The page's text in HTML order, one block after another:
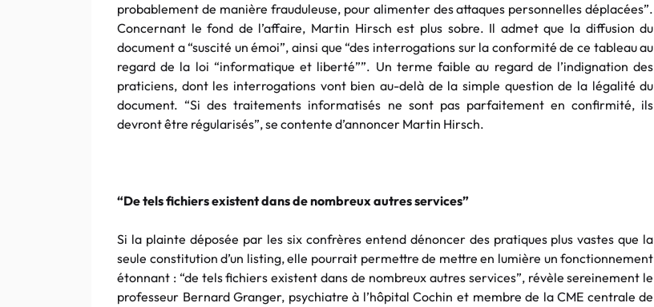
probablement de manière frauduleuse, pour alimenter des attaques personnelles déplacées”.
Concernant le fond de l’affaire, Martin Hirsch est plus sobre. Il admet que la diffusion du
document a “suscité un émoi”, ainsi que “des interrogations sur la conformité de ce tableau au
regard de la loi “informatique et liberté””. Un terme faible au regard de l’indignation des
praticiens, dont les interrogations vont bien au-delà de la simple question de la légalité du
document. “Si des traitements informatisés ne sont pas parfaitement en confirmité, ils
devront être régularisés”, se contente d’annoncer Martin Hirsch.
“De tels fichiers existent dans de nombreux autres services”
Si la plainte déposée par les six confrères entend dénoncer des pratiques plus vastes que la
seule constitution d’un listing, elle pourrait permettre de mettre en lumière un fonctionnement
étonnant : “de tels fichiers existent dans de nombreux autres services”, révèle sereinement le
professeur Bernard Granger, psychiatre à l’hôpital Cochin et membre de la CME centrale de